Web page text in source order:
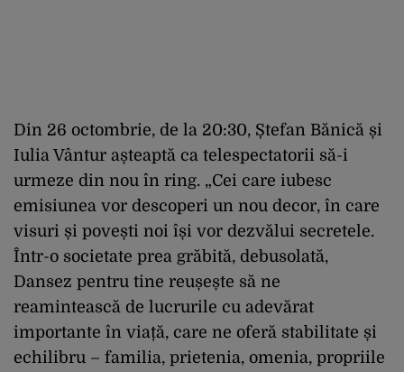
Din 26 octombrie, de la 20:30, Ștefan Bănică și
Iulia Vântur așteaptă ca telespectatorii să-i
urmeze din nou în ring. „Cei care iubesc
emisiunea vor descoperi un nou decor, în care
visuri și povești noi își vor dezvălui secretele.
Într-o societate prea grăbită, debusolată,
Dansez pentru tine reușește să ne
reamintească de lucrurile cu adevărat
importante în viață, care ne oferă stabilitate și
echilibru – familia, prietenia, omenia, propriile